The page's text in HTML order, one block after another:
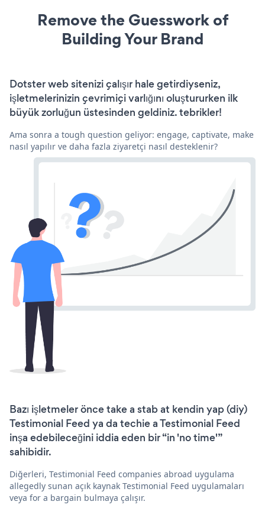
Remove the Guesswork of
Building Your Brand
Dotster web sitenizi çalışır hale getirdiyseniz,
işletmelerinizin çevrimiçi varlığını oluştururken ilk
büyük zorluğun üstesinden geldiniz. tebrikler!
Ama sonra a tough question geliyor: engage, captivate, make
nasıl yapılır ve daha fazla ziyaretçi nasıl desteklenir?
Bazı işletmeler önce take a stab at kendin yap (diy)
Testimonial Feed ya da techie a Testimonial Feed
inşa edebileceğini iddia eden bir “in 'no time'”
sahibidir.
Diğerleri, Testimonial Feed companies abroad uygulama
allegedly sunan açık kaynak Testimonial Feed uygulamaları
veya for a bargain bulmaya çalışır.